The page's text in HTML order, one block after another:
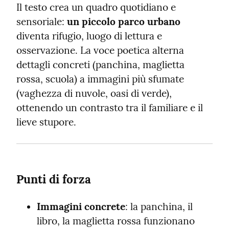
Il testo crea un quadro quotidiano e
sensoriale: un piccolo parco urbano
diventa rifugio, luogo di lettura e
osservazione. La voce poetica alterna
dettagli concreti (panchina, maglietta
rossa, scuola) a immagini più sfumate
(vaghezza di nuvole, oasi di verde),
ottenendo un contrasto tra il familiare e il
lieve stupore.
Punti di forza
Immagini concrete: la panchina, il
libro, la maglietta rossa funzionano